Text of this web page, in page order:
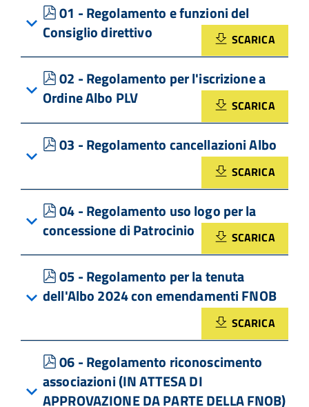
pdf
01 - Regolamento e funzioni del
Consiglio direttivo
SCARICA
pdf
02 - Regolamento per l'iscrizione a
Ordine Albo PLV
SCARICA
pdf
03 - Regolamento cancellazioni Albo
SCARICA
pdf
04 - Regolamento uso logo per la
concessione di Patrocinio
SCARICA
pdf
05 - Regolamento per la tenuta
dell'Albo 2024 con emendamenti FNOB
SCARICA
pdf
06 - Regolamento riconoscimento
associazioni (IN ATTESA DI
APPROVAZIONE DA PARTE DELLA FNOB)